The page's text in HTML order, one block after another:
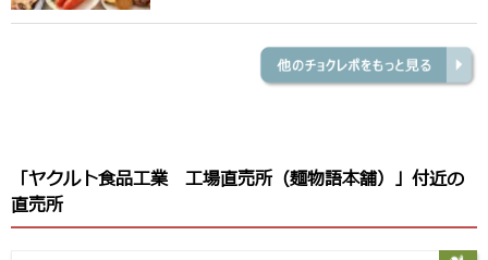
「ヤクルト食品工業 工場直売所（麺物語本舗）」付近の
直売所